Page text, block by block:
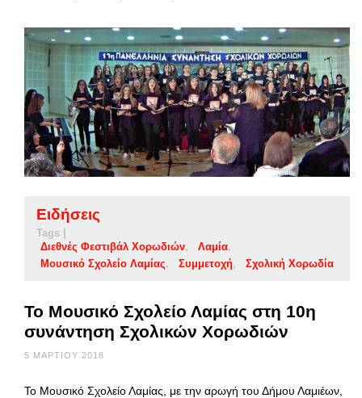
Ειδήσεις
Tags |
Διεθνές Φεστιβάλ Χορωδιών
Λαμία
Μουσικό Σχολείο Λαμίας
Συμμετοχή Σχολική Χορωδία
Το Μουσικό Σχολείο Λαμίας στη 10η
συνάντηση Σχολικών Χορωδιών
5 ΜΑΡΤΊΟΥ 2018
Το Μουσικό Σχολείο Λαμίας, με την αρωγή του Δήμου Λαμιέων,